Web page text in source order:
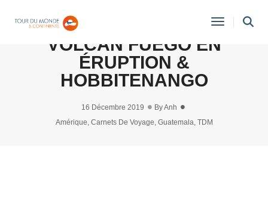
Toggle
ANTIGUA (GUATEMALA) :
VOLCAN FUEGO EN
ÉRUPTION &
HOBBITENANGO
16 Décembre 2019 ByAnh
Amérique, Carnets De Voyage, Guatemala, TDM